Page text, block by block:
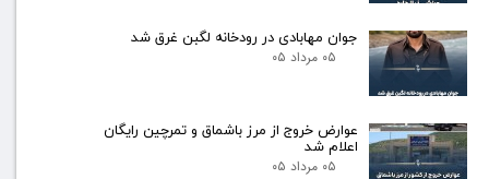
جوان مهابادی در رودخانه لگبن غرق شد
۰۵ مرداد ۰۵
عوارض خروج از مرز باشماق و تمرچین رایگان
اعلام شد
۰۵ مرداد ۰۵